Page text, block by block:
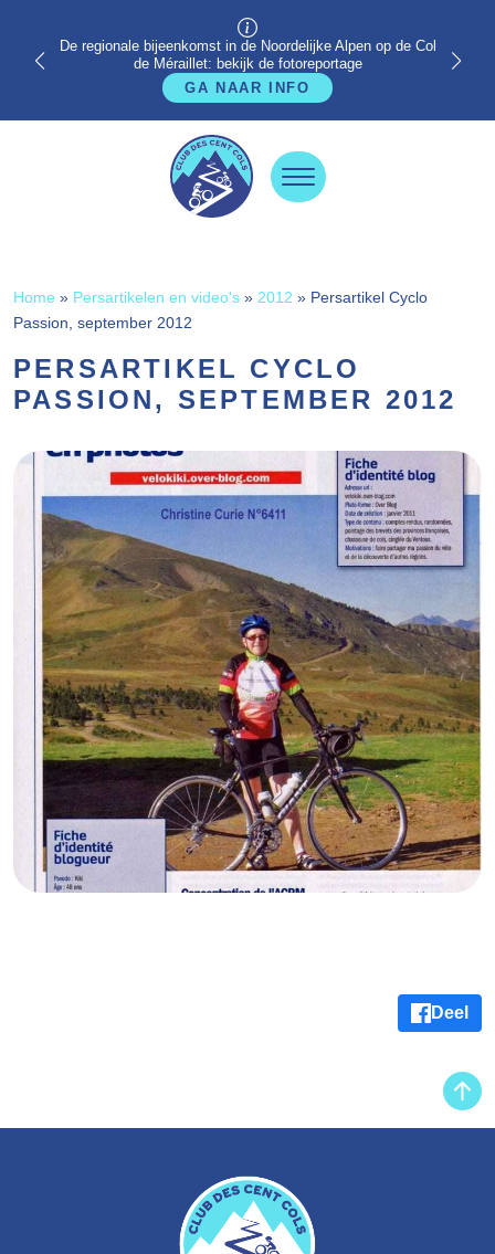
De regionale bijeenkomst in de Noordelijke Alpen op de Col
de Méraillet: bekijk de fotoreportage
GA NAAR INFO
Home » Persartikelen en video's » 2012 » Persartikel Cyclo
Passion, september 2012
PERSARTIKEL CYCLO
PASSION, SEPTEMBER 2012
Deel